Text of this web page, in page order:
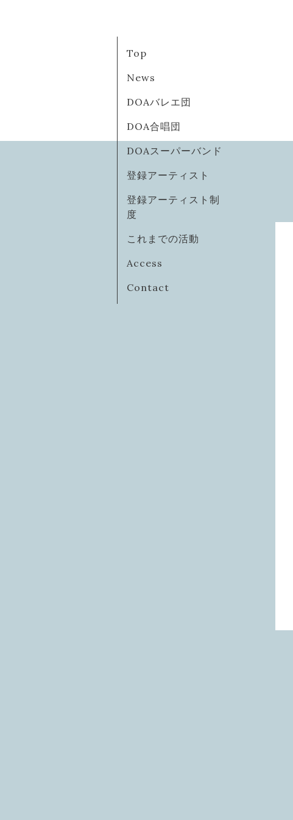
Top
News
DOAバレエ団
DOA合唱団
DOAスーパーバンド
登録アーティスト
登録アーティスト制
度
これまでの活動
Access
Contact